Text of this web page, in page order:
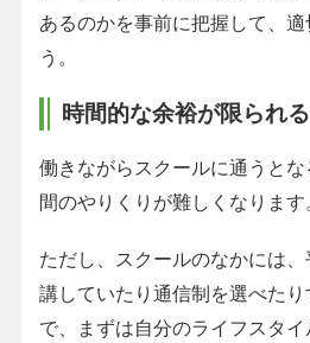
あるのかを事前に把握して、適
う。
時間的な余裕が限られる
働きながらスクールに通うと
間のやりくりが難しくなります
ただし、スクールのなかには
講していたり通信制を選べた
で、まずは自分のライフスタ